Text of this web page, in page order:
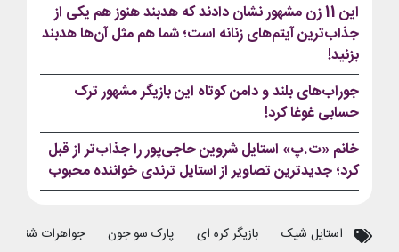
این 11 زن مشهور نشان دادند که هدبند هنوز هم یکی از
جذاب‌ترین آیتم‌های زنانه است؛ شما هم مثل آن‌ها هدبند
بزنید!
جوراب‌های بلند و دامن کوتاه این بازیگر مشهور ترک
حسابی غوغا کرد!
خانم «ت.پ» استایل شروین حاجی‌پور را جذاب‌تر از قبل
کرد؛ جدیدترین تصاویر از استایل ترندی خواننده محبوب
استایل شیک بازیگر کره ای پارک سو جون جواهرات شنل